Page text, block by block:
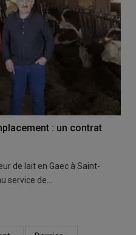
: un contrat
de lait en Gaec à Saint-
service de…